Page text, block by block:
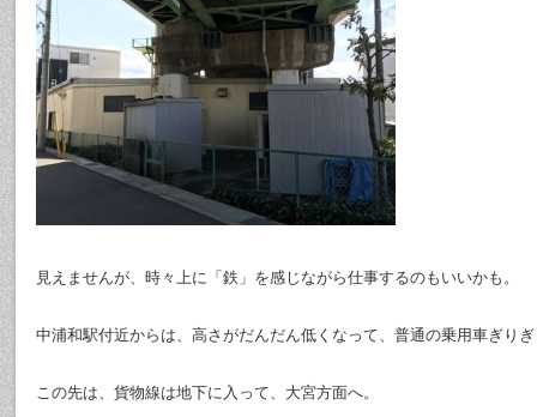
見えませんが、時々上に「鉄」を感じながら仕事するのもいいかも。
中浦和駅付近からは、高さがだんだん低くなって、普通の乗用車ぎり
この先は、貨物線は地下に入って、大宮方面へ。